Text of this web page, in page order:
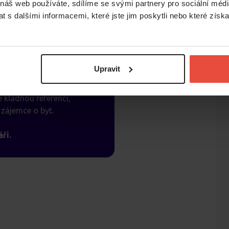
web používáte, sdílíme se svými partnery pro sociální
s dalšími informacemi, které jste jim poskytli nebo které
Upravit
bytu a dostaňte tak
kladnou referenci,
o byt.